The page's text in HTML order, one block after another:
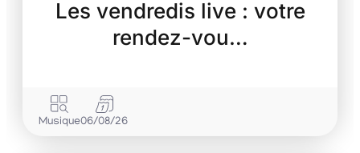
Les vendredis live : votre
rendez-vou…
Musique06/08/26